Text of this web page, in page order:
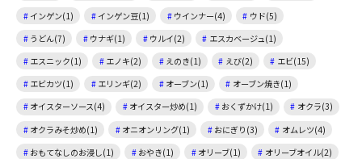
インゲン(1)
インゲン豆(1) ウインナー(4)
ウド(5)
うどん(7)
ウナギ(1) ウルイ(2)
エスカベージュ(1)
エスニック(1)
エノキ(2) えのき(1) えび(2)
エビ(15)
エビカツ(1)
エリンギ(2) オーブン(1)
オーブン焼き(1)
オイスターソース(4)
オイスター炒め(1) おくずかけ(1)
オクラ(3)
オクラみそ炒め(1)
オニオンリング(1) おにぎり(3)
オムレツ(4)
おもてなしのお浸し(1)
おやき(1) オリーブ(1)
オリーブオイル(2)